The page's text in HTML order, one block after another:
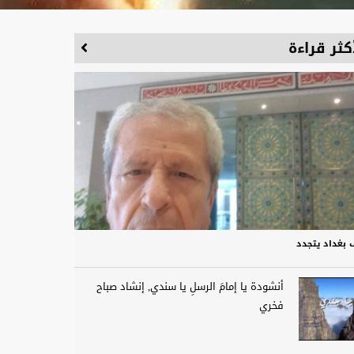
قراءة
بغداد يتجدد
أنشودة يا إمامَ الرسلِ يا سندي, إنشاد صباح
فخري